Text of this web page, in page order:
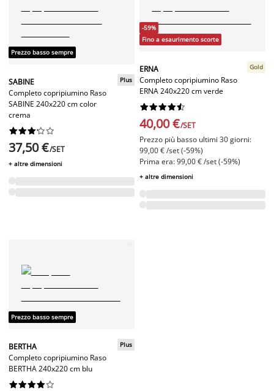
Prezzo basso sempre
SABINE
Completo copripiumino Raso
SABINE 240x220 cm color
crema
Plus






37,50 €/SET
+ altre dimensioni
-59%
Fino a esaurimento scorte
ERNA
Completo copripiumino Raso
ERNA 240x220 cm verde
Gold






40,00 €/SET
Prezzo più basso ultimi 30 giorni:
99,00 € /set (-59%)
Prima era: 99,00 € /set (-59%)
+ altre dimensioni
Prezzo basso sempre
BERTHA
Completo copripiumino Raso
BERTHA 240x220 cm blu
Plus





